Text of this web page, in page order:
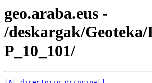
geo.araba.eus -
/deskargak/Geoteka/
P_10_101/